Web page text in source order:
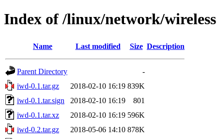
Index of /linux/network/wireless
Name Last modified Size Description
Parent Directory
-
iwd-0.1.tar.gz
2018-02-10 16:19 839K
iwd-0.1.tar.sign
2018-02-10 16:19
801
iwd-0.1.tar.xz
2018-02-10 16:19 596K
iwd-0.2.tar.gz
2018-05-06 14:10 878K